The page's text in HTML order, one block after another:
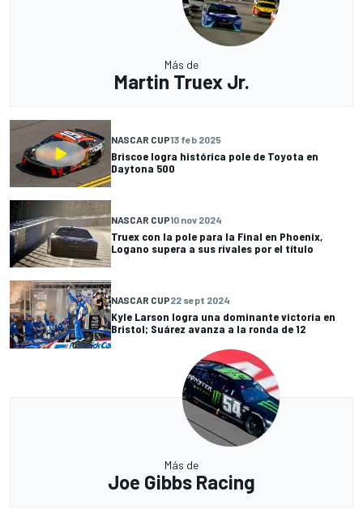
Más de
Martin Truex Jr.
NASCAR CUP13 feb 2025
Briscoe logra histórica pole de Toyota en
Daytona 500
NASCAR CUP10 nov 2024
Truex con la pole para la Final en Phoenix,
Logano supera a sus rivales por el título
NASCAR CUP22 sept 2024
Kyle Larson logra una dominante victoria en
Bristol; Suárez avanza a la ronda de 12
Más de
Joe Gibbs Racing